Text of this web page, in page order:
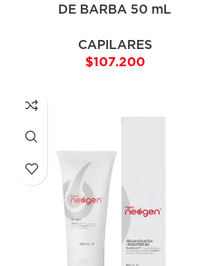
DE BARBA 50 mL
CAPILARES
$107.200